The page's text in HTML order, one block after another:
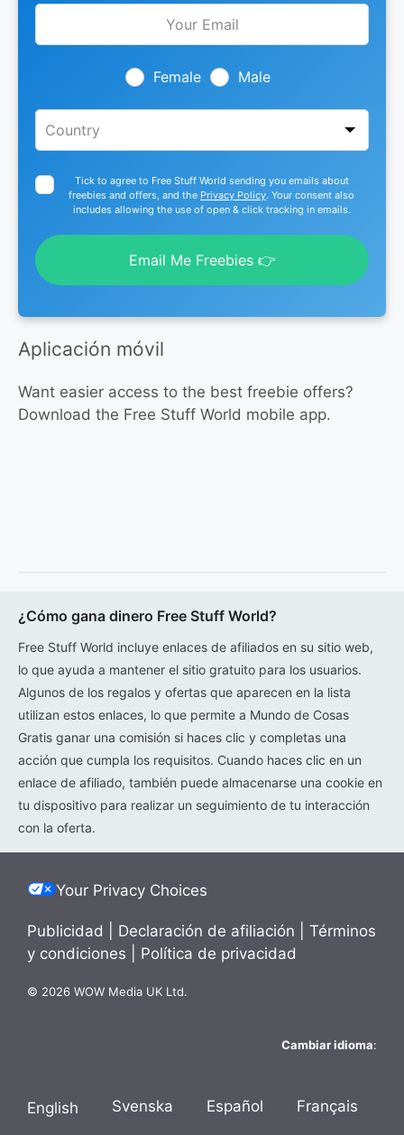
Leave
Female Male
Tick to agree to Free Stuff World sending you emails about
freebies and offers, and the Privacy Policy. Your consent also
includes allowing the use of open & click tracking in emails.
Email Me Freebies 👉
Aplicación móvil
Want easier access to the best freebie offers?
Download the Free Stuff World mobile app.
¿Cómo gana dinero Free Stuff World?
Free Stuff World incluye enlaces de afiliados en su sitio web,
lo que ayuda a mantener el sitio gratuito para los usuarios.
Algunos de los regalos y ofertas que aparecen en la lista
utilizan estos enlaces, lo que permite a Mundo de Cosas
Gratis ganar una comisión si haces clic y completas una
acción que cumpla los requisitos. Cuando haces clic en un
enlace de afiliado, también puede almacenarse una cookie en
tu dispositivo para realizar un seguimiento de tu interacción
con la oferta.
Your Privacy Choices
Publicidad Declaración de afiliación
Términos
y condiciones
Política de privacidad
© 2026 WOW Media UK Ltd.
Cambiar idioma:
English Svenska Español Français